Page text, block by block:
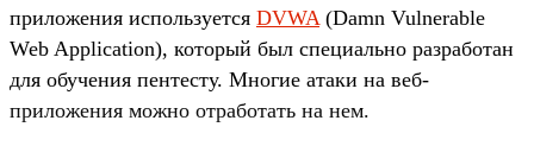
приложения используется DVWA (Damn Vulnerable
Web Application), который был специально разработан
для обучения пентесту. Многие атаки на веб-
приложения можно отработать на нем.